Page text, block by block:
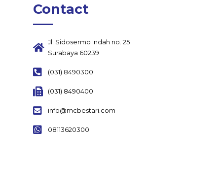
Contact
Jl. Sidosermo Indah no. 25
Surabaya 60239
(031) 8490300
(031) 8490400
info@mcbestari.com
08113620300